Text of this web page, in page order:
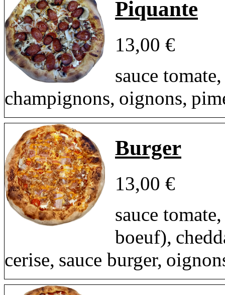
Piquante
13,00 €
sauce
champignons, oignons,
Burger
13,00 €
sauce
boeuf),
cerise, sauce burger,